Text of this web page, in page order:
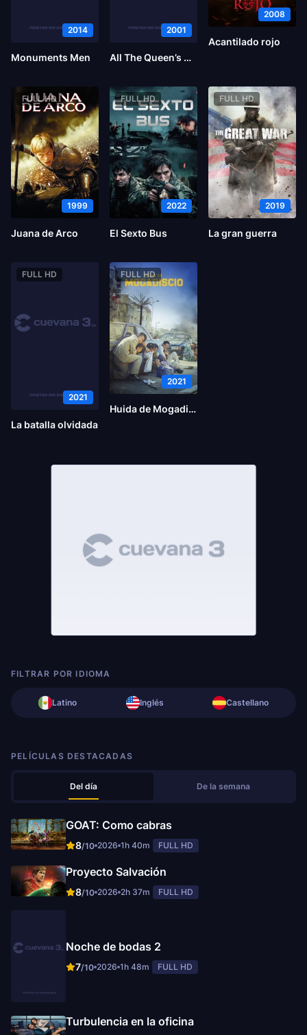
2014
Monuments Men
2001
All The Queen’s Men
2008
Acantilado rojo
FULL HD
1999
Juana de Arco
FULL HD
2022
El Sexto Bus
FULL HD
2019
La gran guerra
FULL HD
2021
La batalla olvidada
FULL HD
2021
Huida de Mogadiscio
FILTRAR POR IDIOMA
Latino Inglés Castellano
PELÍCULAS DESTACADAS
Del día De la semana
GOAT: Como cabras
8/10 2026 1h 40m FULL HD
Proyecto Salvación
8/10 2026 2h 37m FULL HD
Noche de bodas 2
7/10 2026 1h 48m FULL HD
Turbulencia en la oficina